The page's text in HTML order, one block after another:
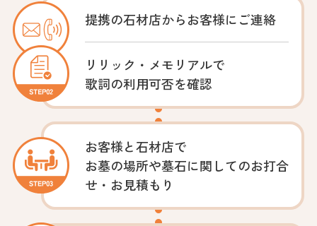
提携の石材店からお客様にご連絡
リリック・メモリアルで
歌詞の利用可否を確認
お客様と石材店で
お墓の場所や墓石に関してのお打合
せ・お見積もり